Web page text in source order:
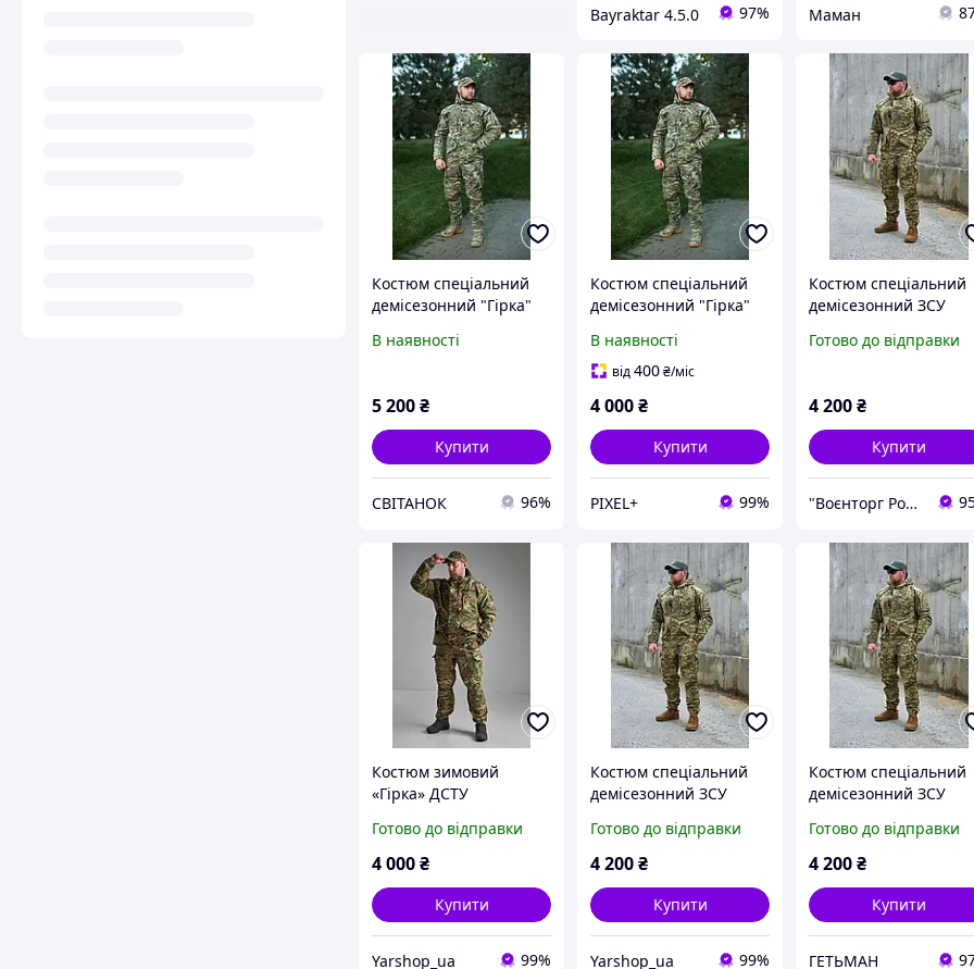
Bayraktar 4.5.0 97% Маман
Костюм спеціальний
демісезонний "Гірка"
В наявності
5 200₴
Купити
СВІТАНОК 96%
Костюм спеціальний
демісезонний "Гірка"
В наявності
від400₴/міс
4 000₴
Купити
PIXEL+ 99%
Костюм спеціальний
демісезонний ЗСУ
Піксель ЗСУ
Готово до відправки
4 200₴
Купити
"Воєнторг Роздріб/Опт": На варті вашої безпеки!
Костюм зимовий
«Гірка» ДСТУ
Готово до відправки
4 000₴
Купити
Yarshop_ua 99%
Костюм спеціальний
демісезонний ЗСУ
Піксель ЗСУ
Готово до відправки
4 200₴
Купити
Yarshop_ua 99%
Костюм спеціальний
демісезонний ЗСУ
Піксель ЗСУ
Готово до відправки
4 200₴
Купити
ГЕТЬМАН